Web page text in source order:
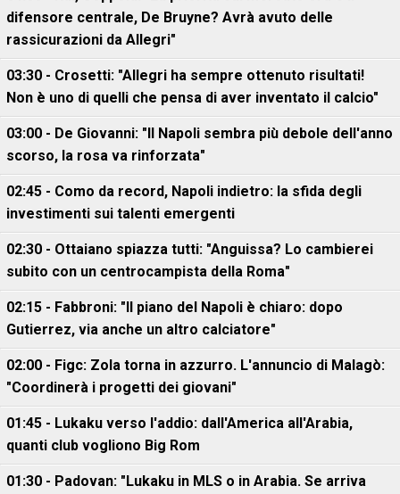
difensore centrale, De Bruyne? Avrà avuto delle
rassicurazioni da Allegri"
03:30 - Crosetti: "Allegri ha sempre ottenuto risultati!
Non è uno di quelli che pensa di aver inventato il calcio"
03:00 - De Giovanni: "Il Napoli sembra più debole dell'anno
scorso, la rosa va rinforzata"
02:45 - Como da record, Napoli indietro: la sfida degli
investimenti sui talenti emergenti
02:30 - Ottaiano spiazza tutti: "Anguissa? Lo cambierei
subito con un centrocampista della Roma"
02:15 - Fabbroni: "Il piano del Napoli è chiaro: dopo
Gutierrez, via anche un altro calciatore"
02:00 - Figc: Zola torna in azzurro. L'annuncio di Malagò:
"Coordinerà i progetti dei giovani"
01:45 - Lukaku verso l'addio: dall'America all'Arabia,
quanti club vogliono Big Rom
01:30 - Padovan: "Lukaku in MLS o in Arabia. Se arriva